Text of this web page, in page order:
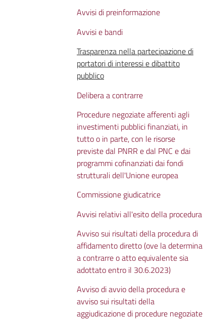
Avvisi di preinformazione
Avvisi e bandi
Trasparenza nella partecipazione di
portatori di interessi e dibattito
pubblico
Delibera a contrarre
Procedure negoziate afferenti agli
investimenti pubblici finanziati, in
tutto o in parte, con le risorse
previste dal PNRR e dal PNC e dai
programmi cofinanziati dai fondi
strutturali dell'Unione europea
Commissione giudicatrice
Avvisi relativi all'esito della procedura
Avviso sui risultati della procedura di
affidamento diretto (ove la determina
a contrarre o atto equivalente sia
adottato entro il 30.6.2023)
Avviso di avvio della procedura e
avviso sui risultati della
aggiudicazione di procedure negoziate